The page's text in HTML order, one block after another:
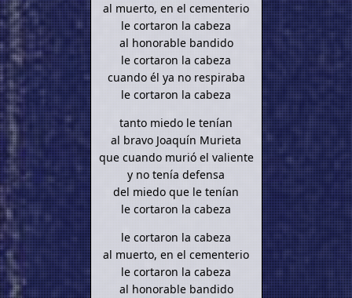
al muerto, en el cementerio
le cortaron la cabeza
al honorable bandido
le cortaron la cabeza
cuando él ya no respiraba
le cortaron la cabeza
tanto miedo le tenían
al bravo Joaquín Murieta
que cuando murió el valiente
y no tenía defensa
del miedo que le tenían
le cortaron la cabeza
le cortaron la cabeza
al muerto, en el cementerio
le cortaron la cabeza
al honorable bandido